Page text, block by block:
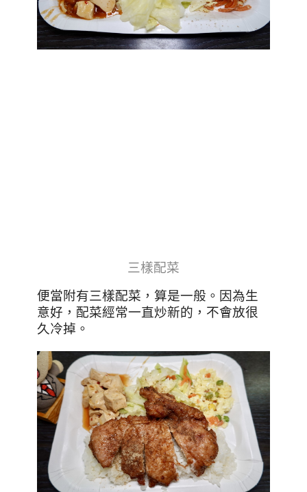
三樣配菜
便當附有三樣配菜，算是一般。因為生
意好，配菜經常一直炒新的，不會放很
久冷掉。